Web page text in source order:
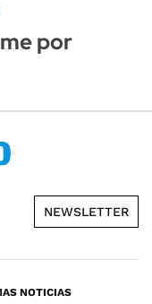
por
NEWSLETTER
NOTICIAS